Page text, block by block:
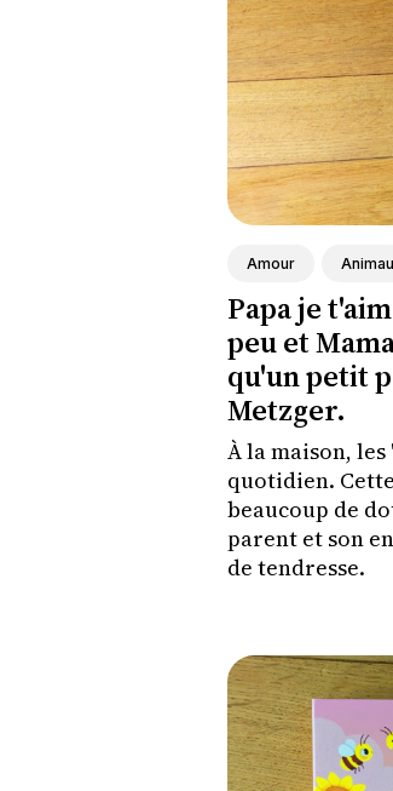
Amour
Papa je
peu et
qu'un petit
Metzger.
À la maison,
quotidien.
beaucoup de
parent et son
de tendresse.